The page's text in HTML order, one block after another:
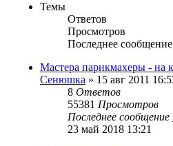
Темы
Ответов
Просмотров
Последнее сообщение
Мастера парикмахеры - на
Сенюшка » 15 авг 2011
8 Ответов
55381 Просмотров
Последнее сообщение
23 май 2018 13:21